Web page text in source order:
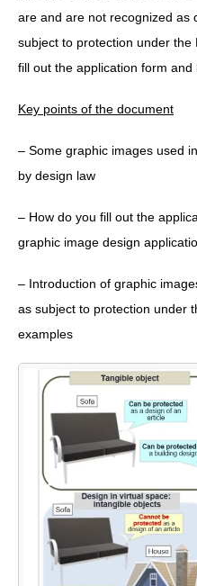
are and are not recognized as
subject to protection under the
fill out the application form and
Key points of the document
– Some graphic images used
by design law
– How do you fill out the
graphic image design
– Introduction of graphic
as subject to protection under
examples